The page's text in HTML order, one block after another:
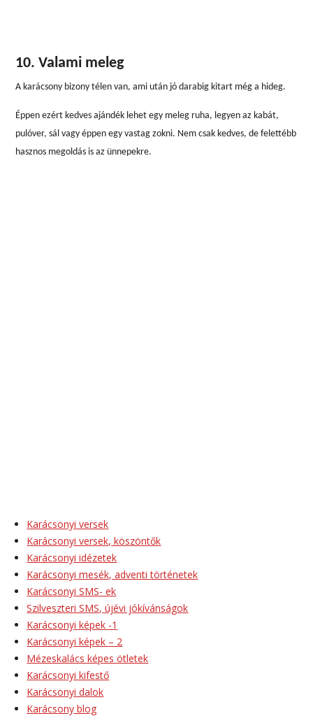
10. Valami meleg
A karácsony bizony télen van, ami után jó darabig kitart még a hideg.
Éppen ezért kedves ajándék lehet egy meleg ruha, legyen az kabát,
pulóver, sál vagy éppen egy vastag zokni. Nem csak kedves, de felettébb
hasznos megoldás is az ünnepekre.
Karácsonyi versek
Karácsonyi versek, köszöntők
Karácsonyi idézetek
Karácsonyi mesék, adventi történetek
Karácsonyi SMS- ek
Szilveszteri SMS, újévi jókívánságok
Karácsonyi képek -1
Karácsonyi képek – 2
Mézeskalács képes ötletek
Karácsonyi kifestő
Karácsonyi dalok
Karácsony blog